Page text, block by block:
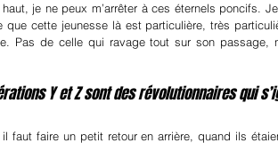
je ne peux m’arrêter à ces éternels poncifs.
que cette jeunesse là est particulière, très
Pas de celle qui ravage tout sur son passage,
Y et Z sont des révolutionnaires qui